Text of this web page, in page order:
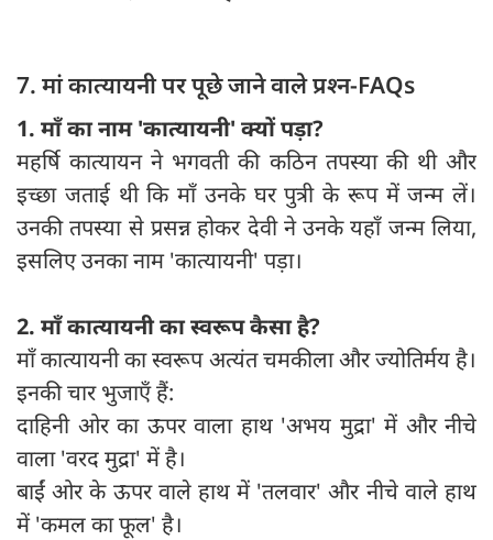
7. मां कात्यायनी पर पूछे जाने वाले प्रश्‍न-FAQs
1. माँ का नाम 'कात्यायनी' क्यों पड़ा?
महर्षि कात्यायन ने भगवती की कठिन तपस्या की थी और
इच्छा जताई थी कि माँ उनके घर पुत्री के रूप में जन्म लें।
उनकी तपस्या से प्रसन्न होकर देवी ने उनके यहाँ जन्म लिया,
इसलिए उनका नाम 'कात्यायनी' पड़ा।
2. माँ कात्यायनी का स्वरूप कैसा है?
माँ कात्यायनी का स्वरूप अत्यंत चमकीला और ज्योतिर्मय है।
इनकी चार भुजाएँ हैं:
दाहिनी ओर का ऊपर वाला हाथ 'अभय मुद्रा' में और नीचे
वाला 'वरद मुद्रा' में है।
बाईं ओर के ऊपर वाले हाथ में 'तलवार' और नीचे वाले हाथ
में 'कमल का फूल' है।